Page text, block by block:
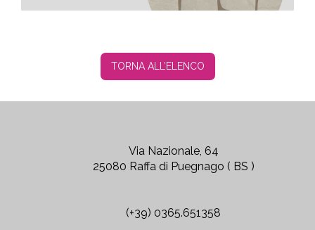
TORNA ALL’ELENCO
Via Nazionale, 64
25080 Raffa di Puegnago ( BS )
(+39) 0365.651358